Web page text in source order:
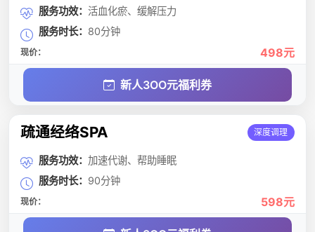
服务功效： 活血化瘀、缓解压力
服务时长： 80分钟
现价： 498元
新人3OO元福利券
疏通经络SPA 深度调理
服务功效： 加速代谢、帮助睡眠
服务时长： 90分钟
现价： 598元